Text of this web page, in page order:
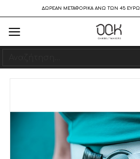
ΔΩΡΕΑΝ ΜΕΤΑΦΟΡΙΚΑ ΑΝΩ ΤΩΝ 45 ΕΥΡΩ